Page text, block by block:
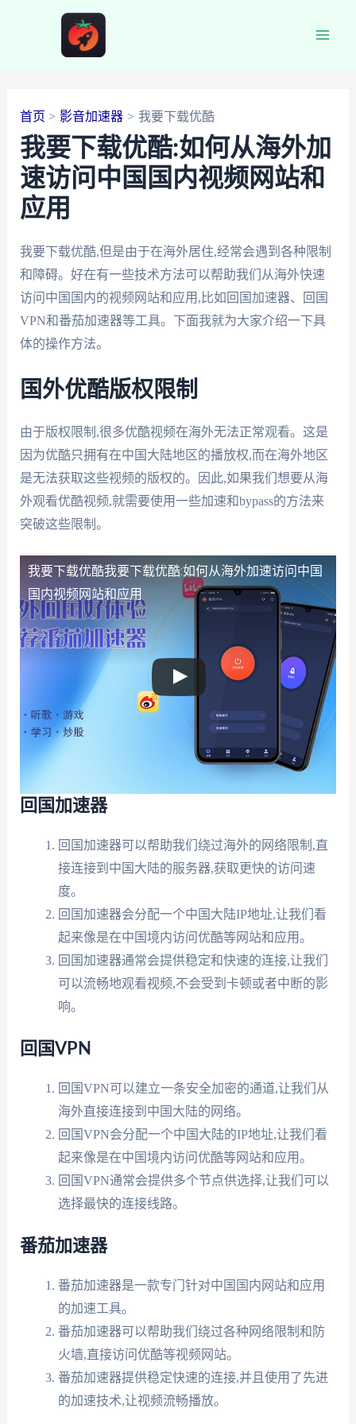
首页 影音加速器 我要下载优酷
我要下载优酷:如何从海外加
速访问中国国内视频网站和
应用
我要下载优酷,但是由于在海外居住,经常会遇到各种限制
和障碍。好在有一些技术方法可以帮助我们从海外快速
访问中国国内的视频网站和应用,比如回国加速器、回国
VPN和番茄加速器等工具。下面我就为大家介绍一下具
体的操作方法。
国外优酷版权限制
由于版权限制,很多优酷视频在海外无法正常观看。这是
因为优酷只拥有在中国大陆地区的播放权,而在海外地区
是无法获取这些视频的版权的。因此,如果我们想要从海
外观看优酷视频,就需要使用一些加速和bypass的方法来
突破这些限制。
我要下载优酷我要下载优酷:如何从海外加速访问中国
国内视频网站和应用
回国加速器
回国加速器可以帮助我们绕过海外的网络限制,直
接连接到中国大陆的服务器,获取更快的访问速
度。
回国加速器会分配一个中国大陆IP地址,让我们看
起来像是在中国境内访问优酷等网站和应用。
回国加速器通常会提供稳定和快速的连接,让我们
可以流畅地观看视频,不会受到卡顿或者中断的影
响。
回国VPN
回国VPN可以建立一条安全加密的通道,让我们从
海外直接连接到中国大陆的网络。
回国VPN会分配一个中国大陆的IP地址,让我们看
起来像是在中国境内访问优酷等网站和应用。
回国VPN通常会提供多个节点供选择,让我们可以
选择最快的连接线路。
番茄加速器
番茄加速器是一款专门针对中国国内网站和应用
的加速工具。
番茄加速器可以帮助我们绕过各种网络限制和防
火墙,直接访问优酷等视频网站。
番茄加速器提供稳定快速的连接,并且使用了先进
的加速技术,让视频流畅播放。